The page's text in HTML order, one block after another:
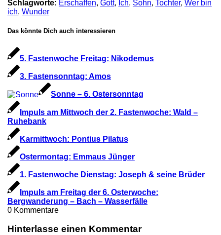
Schlagworte: Erschaffen, Gott, Ich, Sohn, Tochter, Wer bin
ich, Wunder
Das könnte Dich auch interessieren
5. Fastenwoche Freitag: Nikodemus
3. Fastensonntag: Amos
Sonne – 6. Ostersonntag
Impuls am Mittwoch der 2. Fastenwoche: Wald –
Ruhebank
Karmittwoch: Pontius Pilatus
Ostermontag: Emmaus Jünger
1. Fastenwoche Dienstag: Joseph & seine Brüder
Impuls am Freitag der 6. Osterwoche:
Bergwanderung – Bach – Wasserfälle
0 Kommentare
Hinterlasse einen Kommentar